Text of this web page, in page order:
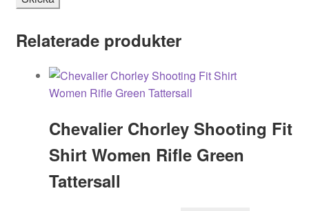
Relaterade produkter
Chevalier Chorley Shooting Fit
Shirt Women Rifle Green
Tattersall